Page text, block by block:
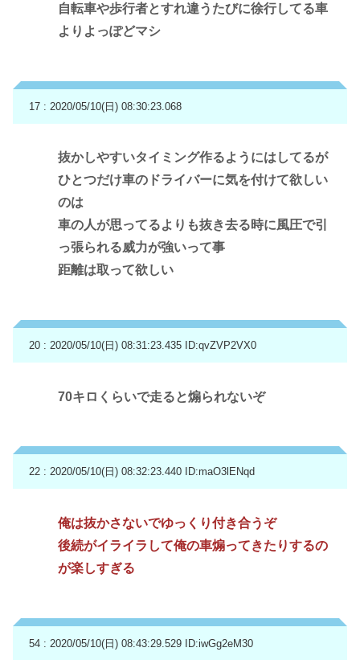
自転車や歩行者とすれ違うたびに徐行してる車
よりよっぽどマシ
17 : 2020/05/10(日) 08:30:23.068
抜かしやすいタイミング作るようにはしてるが
ひとつだけ車のドライバーに気を付けて欲しい
のは
車の人が思ってるよりも抜き去る時に風圧で引
っ張られる威力が強いって事
距離は取って欲しい
20 : 2020/05/10(日) 08:31:23.435 ID:qvZVP2VX0
70キロくらいで走ると煽られないぞ
22 : 2020/05/10(日) 08:32:23.440 ID:maO3lENqd
俺は抜かさないでゆっくり付き合うぞ
後続がイライラして俺の車煽ってきたりするの
が楽しすぎる
54 : 2020/05/10(日) 08:43:29.529 ID:iwGg2eM30